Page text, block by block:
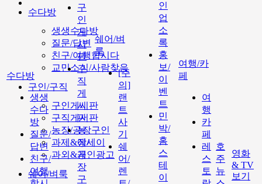
수다방
생생수다방
질문/답변
친구/여행합시다
교민소식/사람찾음
구인/구직
구인게시판
구직게시판
농장/공장구인
과제&에세이
과외&개인광고
쉐어/벼룩
수다방
생생
수다
방
질문/
답변
친구/
여행
구
인
게
시
판
구
직
게
시
판
농
장/
공
장
구
쉐어/벼
룩
[주
의]
랜
트
사
기
쉐
어/
렌
인
업
소
록
홍
보/
이
벤
트
민
박/
홈
스
테
이
여행/카
페
여
행
카
페
레
스
토
호
주
뉴
영화
& TV
보기